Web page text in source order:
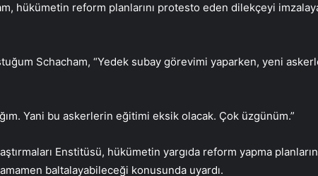
hükümetin reform planlarını protesto eden dilekçeyi
Schacham, “Yedek subay görevimi yaparken, yeni
Yani bu askerlerin eğitimi eksik olacak. Çok üzgünüm.”
Enstitüsü, hükümetin yargıda reform yapma
baltalayabileceği konusunda uyardı.